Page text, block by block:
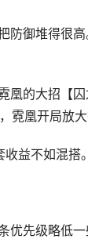
防御堆得很
凰的大招【
霓凰开局放大
益不如混搭。
优先级略低